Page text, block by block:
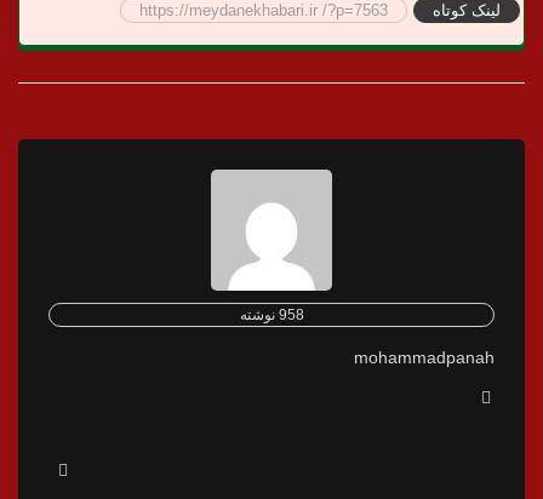
لینک کوتاه https://meydanekhabari.ir /?p=7563
958 نوشته
mohammadpanah